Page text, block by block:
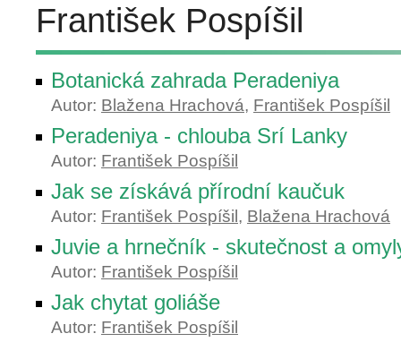
František Pospíšil
Botanická zahrada Peradeniya
Autor: Blažena Hrachová, František Pospíšil
Peradeniya - chlouba Srí Lanky
Autor: František Pospíšil
Jak se získává přírodní kaučuk
Autor: František Pospíšil , Blažena Hrachová
Juvie a hrnečník - skutečnost a
Autor: František Pospíšil
Jak chytat goliáše
Autor: František Pospíšil